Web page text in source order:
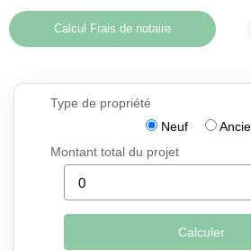
Calcul Frais de notaire